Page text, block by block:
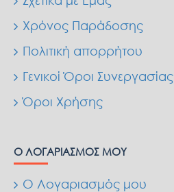
Χρόνος Παράδοσης
Πολιτική απορρήτου
Γενικοί Όροι Συνεργασίας
Όροι Χρήσης
Ο ΛΟΓΑΡΙΑΣΜΌΣ ΜΟΥ
Ο Λογαριασμός μου